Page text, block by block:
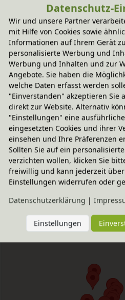
Datenschutz-
Wir und unsere Partner
mit Hilfe von Cookies sowie
Informationen auf Ihrem Gerät
personalisierte Werbung und
Werbung und Inhalten und zur
Angebote. Sie haben die
welche Daten erfasst werden
"Einverstanden" akzeptieren Sie
direkt zur Website. Alternativ
"Einstellungen" eine
eingesetzten Cookies und ihrer
einsehen und Ihre Präferenzen
Sollten Sie auf ein
verzichten wollen, klicken Sie
freiwillig und kann jederzeit
Einstellungen widerrufen oder
Daten­schutz­erklärung |
Einstellungen